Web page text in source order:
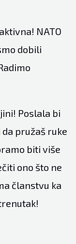
NATO
dobili
Poslala bi
da pružaš ruke
biti više
ono što ne
članstvu ka